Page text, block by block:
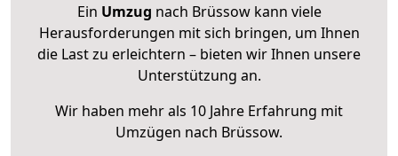
Ein Umzug nach Brüssow kann viele
Herausforderungen mit sich bringen, um Ihnen
die Last zu erleichtern – bieten wir Ihnen unsere
Unterstützung an.
Wir haben mehr als 10 Jahre Erfahrung mit
Umzügen nach Brüssow.